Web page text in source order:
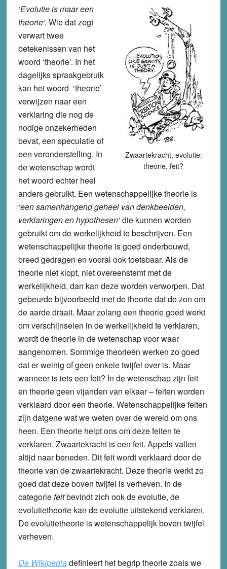
Zwaartekracht, evolutie:
theorie, feit?
‘Evolutie is maar een
theorie’. Wie dat zegt
verwart twee
betekenissen van het
woord ‘theorie’. In het
dagelijks spraakgebruik
kan het woord ‘theorie’
verwijzen naar een
verklaring die nog de
nodige onzekerheden
bevat, een speculatie of
een veronderstelling. In
de wetenschap wordt
het woord echter heel
anders gebruikt. Een wetenschappelijke theorie is
‘een samenhangend geheel van denkbeelden,
verklaringen en hypothesen’die kunnen worden
gebruikt om de werkelijkheid te beschrijven. Een
wetenschappelijke theorie is goed onderbouwd,
breed gedragen en vooral ook toetsbaar. Als de
theorie niet klopt, niet overeenstemt met de
werkelijkheid, dan kan deze worden verworpen. Dat
gebeurde bijvoorbeeld met de theorie dat de zon om
de aarde draait. Maar zolang een theorie goed werkt
om verschijnselen in de werkelijkheid te verklaren,
wordt de theorie in de wetenschap voor waar
aangenomen. Sommige theorieën werken zo goed
dat er weinig of geen enkele twijfel over is. Maar
wanneer is iets een feit? In de wetenschap zijn feit
en theorie geen vijanden van elkaar – feiten worden
verklaard door een theorie. Wetenschappelijke feiten
zijn datgene wat we weten over de wereld om ons
heen. Een theorie helpt ons om deze feiten te
verklaren. Zwaartekracht is een feit. Appels vallen
altijd naar beneden. Dit feit wordt verklaard door de
theorie van de zwaartekracht. Deze theorie werkt zo
goed dat deze boven twijfel is verheven. In de
categoriefeitbevindt zich ook de evolutie, de
evolutietheorie kan de evolutie uitstekend verklaren.
De evolutietheorie is wetenschappelijk boven twijfel
verheven.
De Wikipediadefinieert het begrip theorie zoals we